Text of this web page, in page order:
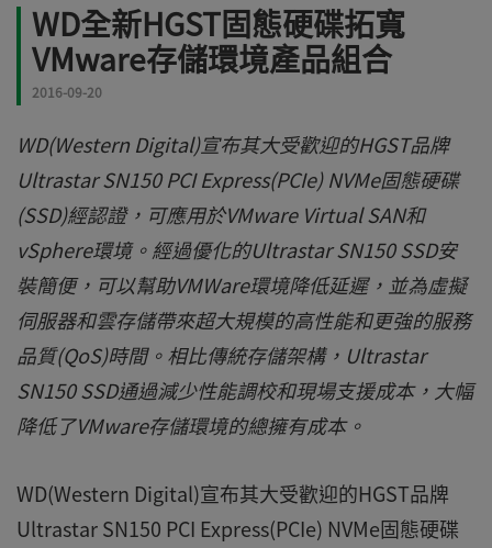
WD全新HGST固態硬碟拓寬
VMware存儲環境產品組合
2016-09-20
WD(Western Digital)宣布其大受歡迎的HGST品牌
Ultrastar SN150 PCI Express(PCIe) NVMe固態硬碟
(SSD)經認證，可應用於VMware Virtual SAN和
vSphere環境。經過優化的Ultrastar SN150 SSD安
裝簡便，可以幫助VMWare環境降低延遲，並為虛擬
伺服器和雲存儲帶來超大規模的高性能和更強的服務
品質(QoS)時間。相比傳統存儲架構，Ultrastar
SN150 SSD通過減少性能調校和現場支援成本，大幅
降低了VMware存儲環境的總擁有成本。
WD(Western Digital)宣布其大受歡迎的HGST品牌
Ultrastar SN150 PCI Express(PCIe) NVMe固態硬碟
E-
mail